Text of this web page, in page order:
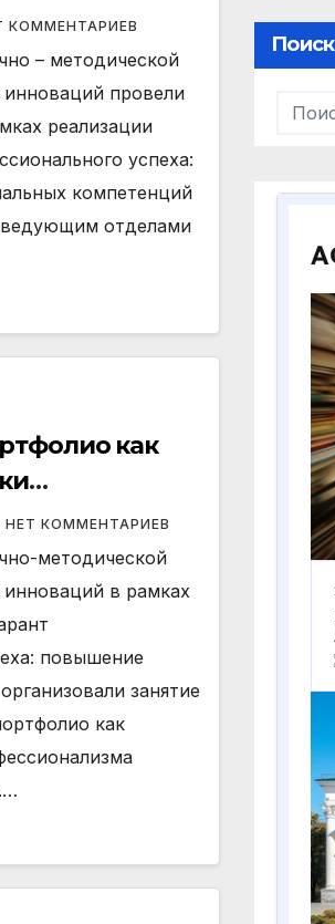
КОММЕНТАРИЕВ
– методической
провели
реализации
успеха:
компетенций
отделами
как
работника
НЕТ КОММЕНТАРИЕВ
методической
в рамках
повышение
занятие
как
Поиск